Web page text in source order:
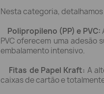
Nesta categoria,
Polipropileno (PP) e PVC:
PVC oferecem uma adesão
embalamento intensivo.
Fitas de Papel Kraft: A
caixas de cartão e